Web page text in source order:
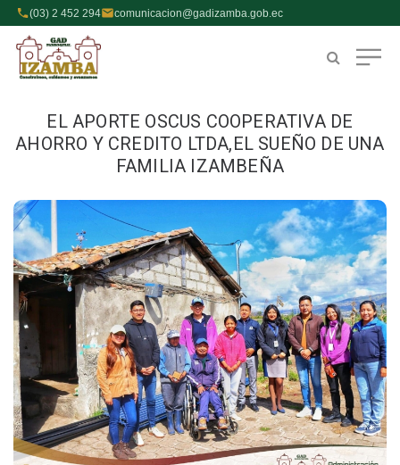
(03) 2 452 294 comunicacion@gadizamba.gob.ec
EL APORTE OSCUS COOPERATIVA DE
AHORRO Y CREDITO LTDA,EL SUEÑO DE UNA
FAMILIA IZAMBEÑA